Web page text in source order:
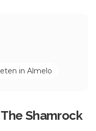
in Almelo
The Shamrock